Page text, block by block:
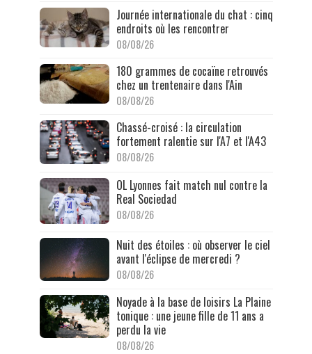
Journée internationale du chat : cinq
endroits où les rencontrer
08/08/26
180 grammes de cocaïne retrouvés
chez un trentenaire dans l'Ain
08/08/26
Chassé-croisé : la circulation
fortement ralentie sur l'A7 et l'A43
08/08/26
OL Lyonnes fait match nul contre la
Real Sociedad
08/08/26
Nuit des étoiles : où observer le ciel
avant l'éclipse de mercredi ?
08/08/26
Noyade à la base de loisirs La Plaine
tonique : une jeune fille de 11 ans a
perdu la vie
08/08/26